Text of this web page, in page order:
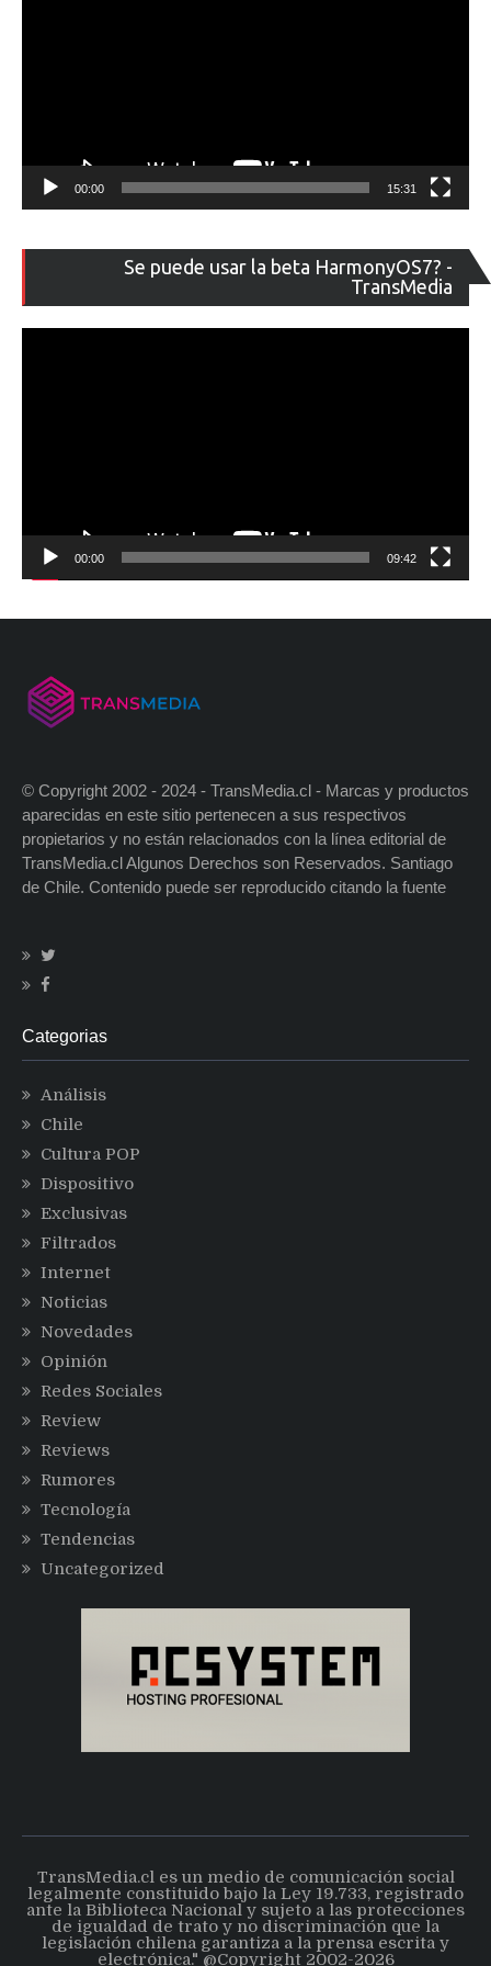
00:00 15:31
Se puede usar la beta HarmonyOS7? -
TransMedia
de
00:00 09:42
© Copyright 2002 - 2024 - TransMedia.cl - Marcas y productos
aparecidas en este sitio pertenecen a sus respectivos
propietarios y no están relacionados con la línea editorial de
TransMedia.cl Algunos Derechos son Reservados. Santiago
de Chile. Contenido puede ser reproducido citando la fuente
Categorias
Análisis
Chile
Cultura POP
Dispositivo
Exclusivas
Filtrados
Internet
Noticias
Novedades
Opinión
Redes Sociales
Review
Reviews
Rumores
Tecnología
Tendencias
Uncategorized
TransMedia.cl es un medio de comunicación social
legalmente constituido bajo la Ley 19.733, registrado
ante la Biblioteca Nacional y sujeto a las protecciones
de igualdad de trato y no discriminación que la
legislación chilena garantiza a la prensa escrita y
electrónica." @Copyright 2002-2026